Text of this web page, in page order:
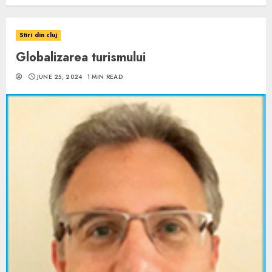
Stiri din cluj
Globalizarea turismului
JUNE 25, 2024 1 MIN READ